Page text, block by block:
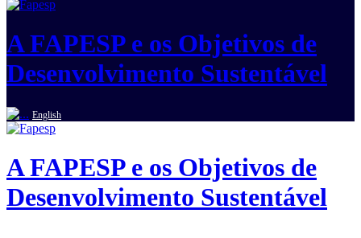
A FAPESP e os Objetivos de
Desenvolvimento Sustentável
English
A FAPESP e os Objetivos de
Desenvolvimento Sustentável